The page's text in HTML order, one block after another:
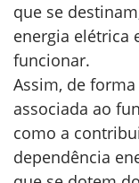
que se
energia elétrica
funcionar.
Assim, de
associada ao
como a
dependência